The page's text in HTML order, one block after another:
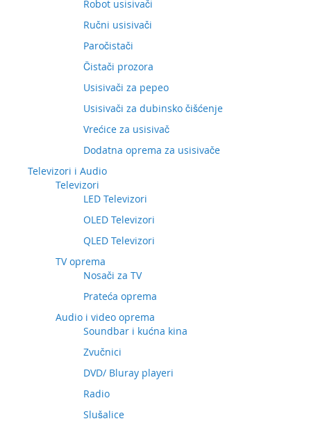
Robot usisivači
Ručni usisivači
Paročistači
Čistači prozora
Usisivači za pepeo
Usisivači za dubinsko čišćenje
Vrećice za usisivač
Dodatna oprema za usisivače
Televizori i Audio
Televizori
LED Televizori
OLED Televizori
QLED Televizori
TV oprema
Nosači za TV
Prateća oprema
Audio i video oprema
Soundbar i kućna kina
Zvučnici
DVD/ Bluray playeri
Radio
Slušalice